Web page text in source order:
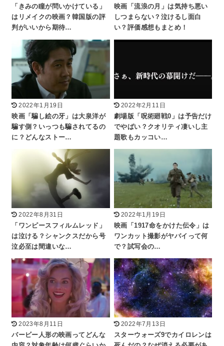
「きみの瞳が問いかけている」
はリメイクの映画？韓国版の評
判がいいから期待…
映画「流浪の月」は気持ち悪い
しつまらない？泣けるし面白
い？評価感想もまとめ！
2022年1月19日
映画「騙し絵の牙」は大泉洋が
騙す側？いっつも騙されてるの
に？どんなストー…
2022年2月11日
劇場版「呪術廻戦0」は予告だけ
でやばい？クオリティ凄いし主
題歌もカッコい…
2022年8月31日
「ワンピースフィルムレッド」
は泣ける？シャンクスだから号
泣必至は間違いな…
2022年1月19日
映画「1917命をかけた伝令」は
ワンカット撮影がヤバイって何
で？試写会の…
2023年8月11日
バービー人形の映画ってどんな
2022年7月13日
スターウォーズ9でカイロレンは